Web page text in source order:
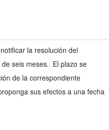
la resolución del
seis meses. El plazo se
de la correspondiente
sus efectos a una fecha